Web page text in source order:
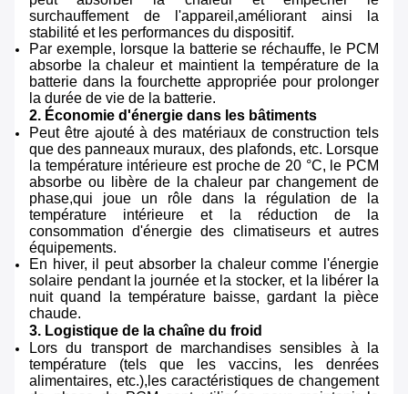
surchauffement de l'appareil,améliorant ainsi la
stabilité et les performances du dispositif.
Par exemple, lorsque la batterie se réchauffe, le PCM
absorbe la chaleur et maintient la température de la
batterie dans la fourchette appropriée pour prolonger
la durée de vie de la batterie.
2. Économie d'énergie dans les bâtiments
Peut être ajouté à des matériaux de construction tels
que des panneaux muraux, des plafonds, etc. Lorsque
la température intérieure est proche de 20 °C, le PCM
absorbe ou libère de la chaleur par changement de
phase,qui joue un rôle dans la régulation de la
température intérieure et la réduction de la
consommation d'énergie des climatiseurs et autres
équipements.
En hiver, il peut absorber la chaleur comme l'énergie
solaire pendant la journée et la stocker, et la libérer la
nuit quand la température baisse, gardant la pièce
chaude.
3. Logistique de la chaîne du froid
Lors du transport de marchandises sensibles à la
température (tels que les vaccins, les denrées
alimentaires, etc.),les caractéristiques de changement